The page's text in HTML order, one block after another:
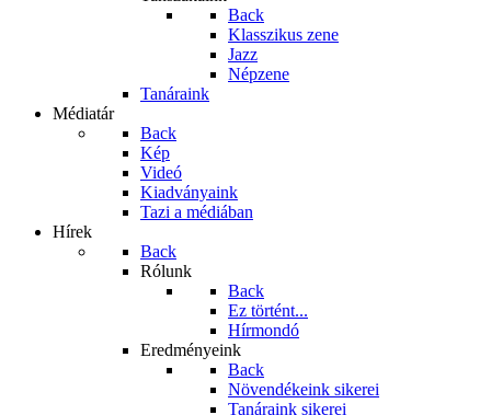
Back
Klasszikus zene
Jazz
Népzene
Tanáraink
Médiatár
Back
Kép
Videó
Kiadványaink
Tazi a médiában
Hírek
Back
Rólunk
Back
Ez történt...
Hírmondó
Eredményeink
Back
Növendékeink sikerei
Tanáraink sikerei